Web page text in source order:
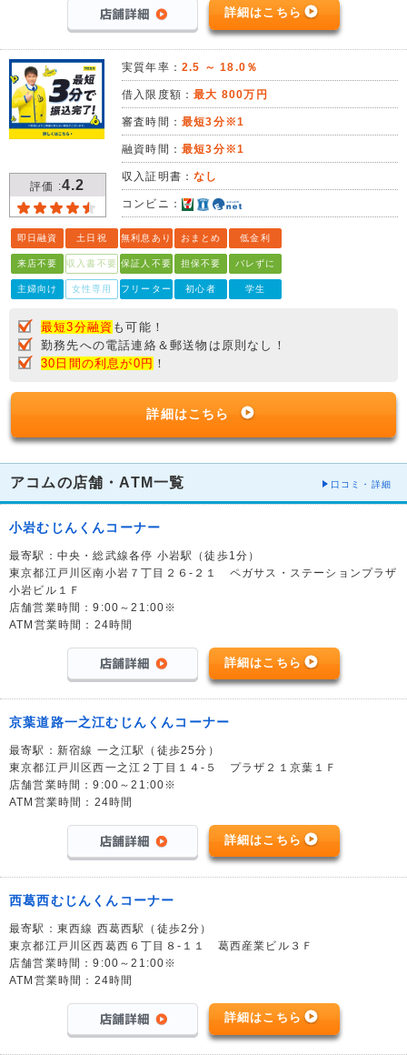
詳細はこちら
評価 :4.2
実質年率： 2.5 ～ 18.0％
借入限度額：最大 800万円
審査時間： 最短3分※1
融資時間： 最短3分※1
収入証明書：なし
コンビニ：
即日融資 土日祝 無利息あり おまとめ 低金利
来店不要 収入書不要 保証人不要 担保不要 バレずに
主婦向け 女性専用 フリーター 初心者 学生
最短3分融資 も可能！
勤務先への電話連絡＆郵送物は原則なし！
30日間の利息が0円 ！
詳細はこちら
アコムの店舗・ATM一覧 口コミ・詳細
小岩むじんくんコーナー
最寄駅：中央・総武線各停 小岩駅（徒歩1分）
東京都江戸川区南小岩７丁目２６-２１ ペガサス・ステーションプラザ
小岩ビル１Ｆ
店舗営業時間：9:00～21:00※
ATM営業時間：24時間
詳細はこちら
京葉道路一之江むじんくんコーナー
最寄駅：新宿線 一之江駅（徒歩25分）
東京都江戸川区西一之江２丁目１４-５ プラザ２１京葉１Ｆ
店舗営業時間：9:00～21:00※
ATM営業時間：24時間
詳細はこちら
西葛西むじんくんコーナー
最寄駅：東西線 西葛西駅（徒歩2分）
東京都江戸川区西葛西６丁目８-１１ 葛西産業ビル３Ｆ
店舗営業時間：9:00～21:00※
ATM営業時間：24時間
詳細はこちら